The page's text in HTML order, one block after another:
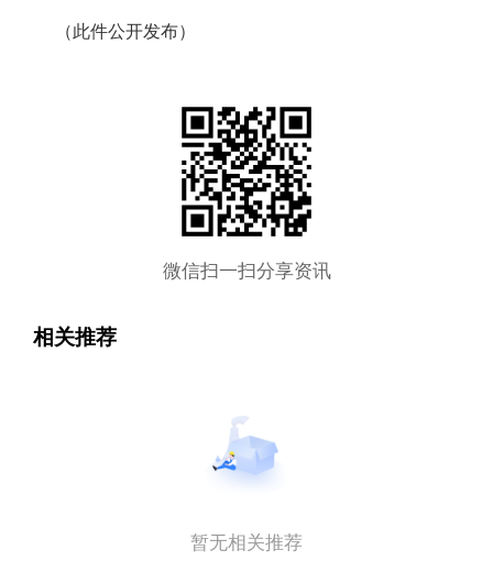
（此件公开发布）
微信扫一扫分享资讯
相关推荐
暂无相关推荐